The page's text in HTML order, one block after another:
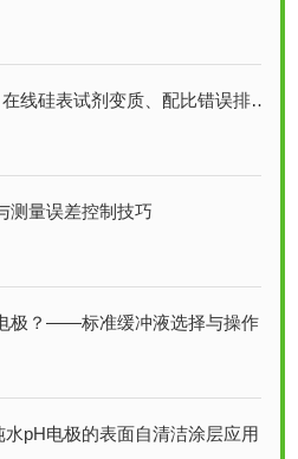
硅表试剂变质、配比错误排查方案
测量误差控制技巧
？——标准缓冲液选择与操作陷阱
pH电极的表面自清洁涂层应用